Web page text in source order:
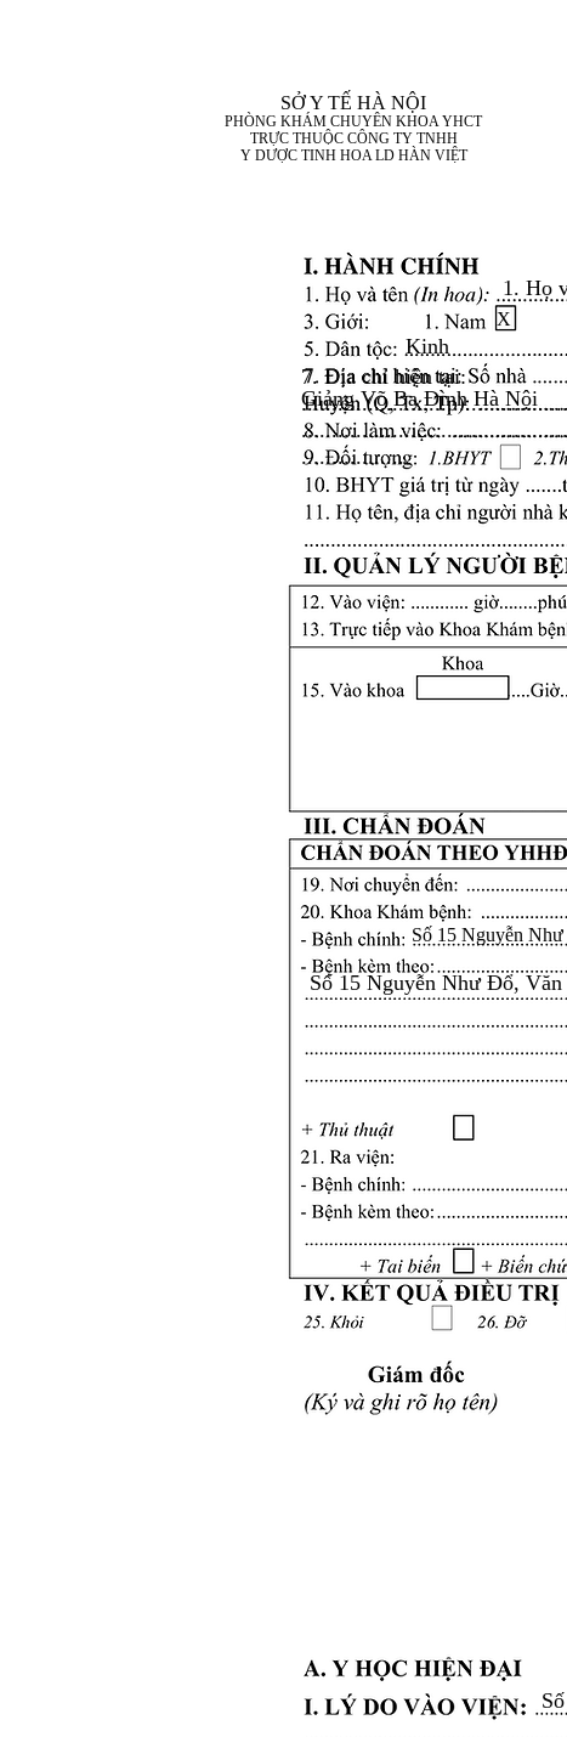
SỞ Y TẾ HÀ NỘI
PHÒNG KHÁM CHUYÊN KHOA YHCT
TRỰC THUỘC CÔNG TY TNHH
Y DƯỢC TINH HOA LD HÀN VIỆT
1. Họ
X
Kinh
7. Địa chỉ hiện tại:
..................
Giảng Võ Ba Đình Hà Nội
Số 15 Nguyễn
Số 15 Nguyễn Như Đổ,